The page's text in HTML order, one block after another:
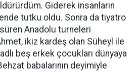
Giderek insanların
tutku oldu. Sonra da tiyatro
süren Anadolu turneleri
ikiz kardeş olan Süheyl ile
beş erkek çocukları dünyaya
babalarının deyimiyle